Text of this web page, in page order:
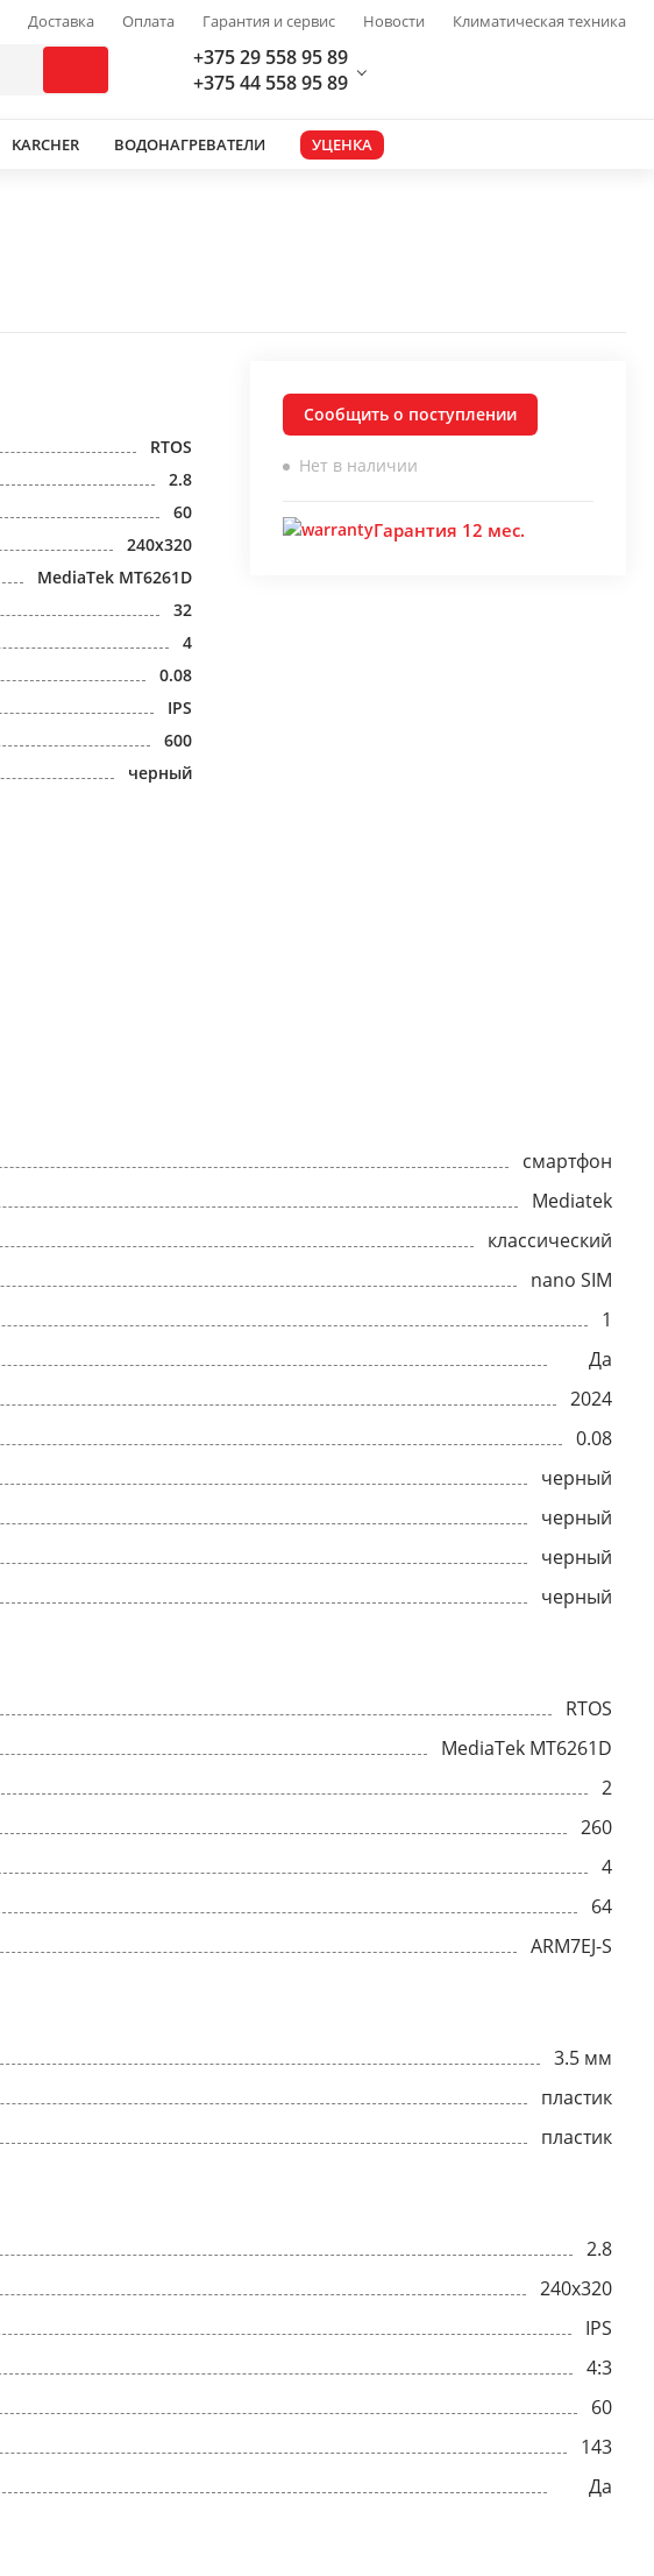
Доставка Оплата Гарантия и сервис Новости Климатическая техника
+375 29 558 95 89
+375 44 558 95 89
KARCHER ВОДОНАГРЕВАТЕЛИ УЦЕНКА
RTOS
2.8
60
240x320
MediaTek MT6261D
32
4
0.08
IPS
600
черный
Сообщить о поступлении
Нет в наличии
Гарантия 12 мес.
смартфон
Mediatek
классический
nano SIM
1
Да
2024
0.08
черный
черный
черный
черный
RTOS
MediaTek MT6261D
2
260
4
64
ARM7EJ-S
3.5 мм
пластик
пластик
2.8
240x320
IPS
4:3
60
143
Да